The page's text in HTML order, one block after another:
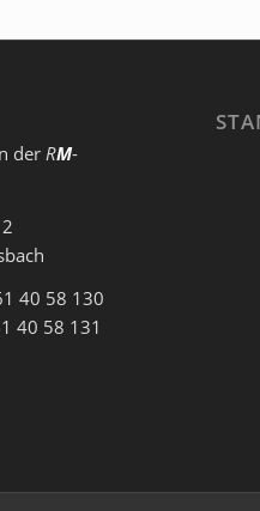
der RM-
40 58 130
40 58 131